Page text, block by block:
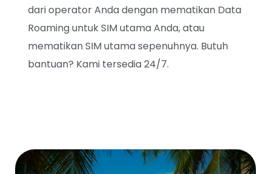
dari operator Anda dengan mematikan Data
Roaming untuk SIM utama Anda, atau
mematikan SIM utama sepenuhnya. Butuh
bantuan? Kami tersedia 24/7.